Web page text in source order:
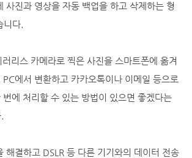
사진과 영상을 자동 백업을 하고 삭제하는 형
다.
러리스 카메라로 찍은 사진을 스마트폰에 옮겨
에서 변환하고 카카오톡이나 이메일 등으로
번에 처리할 수 있는 방법이 있으면 좋겠다는
해결하고 DSLR 등 다른 기기와의 데이터 전송